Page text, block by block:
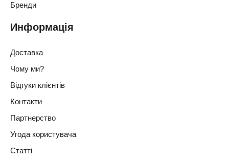
Бренди
Информація
Доставка
Чому ми?
Відгуки клієнтів
Контакти
Партнерство
Угода користувача
Статті